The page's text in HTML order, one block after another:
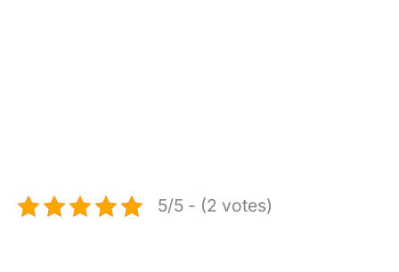
5/5 - (2 votes)